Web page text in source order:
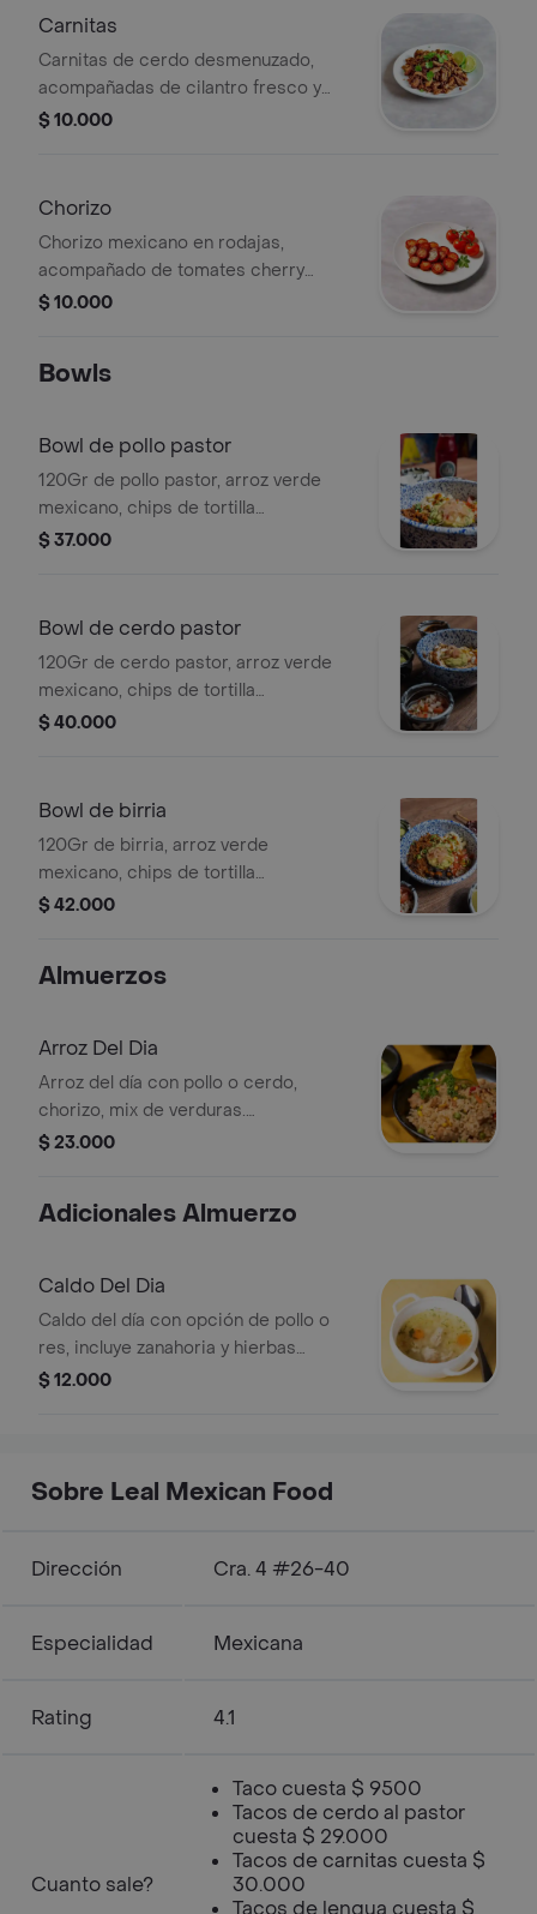
Carnitas
Carnitas de cerdo desmenuzado,
acompañadas de cilantro fresco y
rodajas de limón.
$ 10.000
Chorizo
Chorizo mexicano en rodajas,
acompañado de tomates cherry
frescos.
$ 10.000
Bowls
Bowl de pollo pastor
120Gr de pollo pastor, arroz verde
mexicano, chips de tortilla
nixtamalizada, frijoles negros, pico de
casa, crema agria y mayo picosa.
$ 37.000
Bowl de cerdo pastor
120Gr de cerdo pastor, arroz verde
mexicano, chips de tortilla
nixtamalizada, frijoles negros, pico de
casa, crema agria y mayo picosa.
$ 40.000
Bowl de birria
120Gr de birria, arroz verde
mexicano, chips de tortilla
nixtamalizada, frijoles negros, pico de
roja de la casa, crema agria y mayo
$ 42.000
Almuerzos
Arroz Del Dia
Arroz del día con pollo o cerdo,
chorizo, mix de verduras.
Acompañado de papas a la francesa
$ 23.000
Adicionales Almuerzo
Caldo Del Dia
Caldo del día con opción de pollo o
res, incluye zanahoria y hierbas
frescas.
$ 12.000
Sobre Leal Mexican Food
Dirección Cra. 4 #26-40
Especialidad Mexicana
Rating 4.1
Cuanto sale?
Taco cuesta $ 9500
Tacos de cerdo al pastor
cuesta $ 29.000
Tacos de carnitas cuesta $
30.000
Tacos de lengua cuesta $